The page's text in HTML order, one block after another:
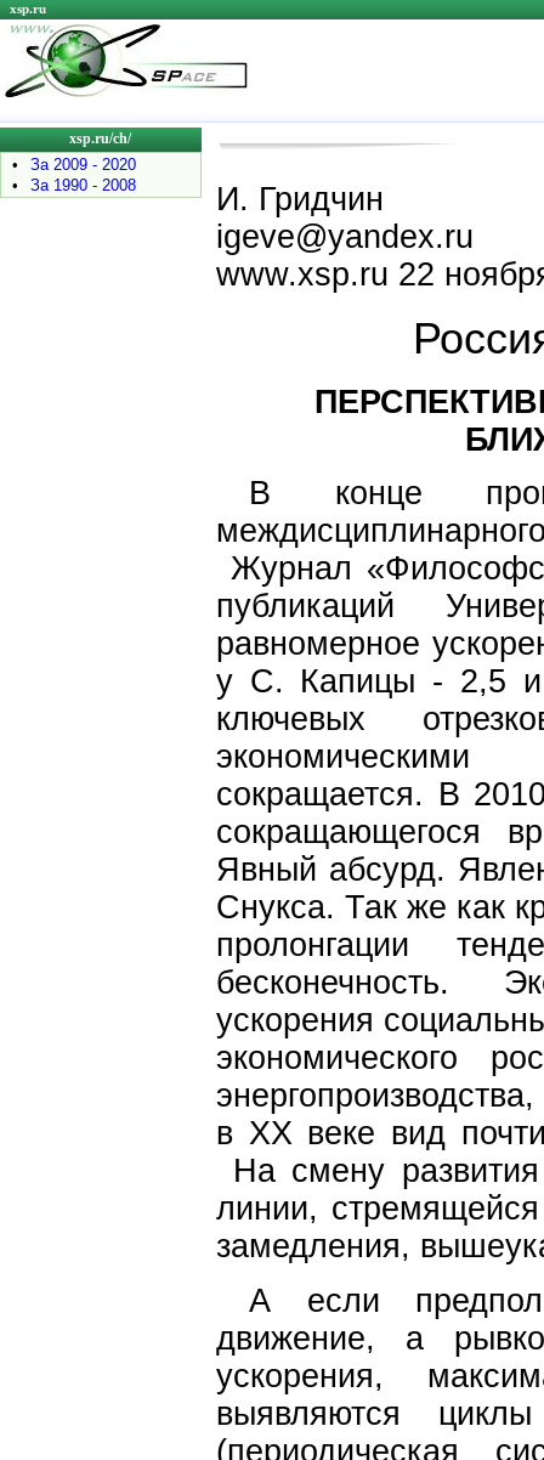
xsp.ru
xsp.ru/ch/
•
За 2009 - 2020
•
За 1990 - 2008
И. Гридчин
igeve@yandex.ru
www.xsp.ru 22
В конце
Журнал
публикаций
равномерное
у С. Капицы - 2,5
ключевых
сокращается. В
сокращающегося
Явный абсурд.
Снукса. Так же как
пролонгации
бесконечность.
ускорения
экономического
в ХХ веке вид
На смену
линии,
замедления,
А если
движение, а
ускорения,
выявляются циклы
(периодическая